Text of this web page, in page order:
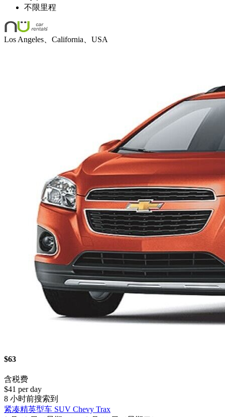
不限里程
Los Angeles、California、USA
$63
含税费
$41 per day
8 小时前搜索到
紧凑精英型车 SUV Chevy Trax